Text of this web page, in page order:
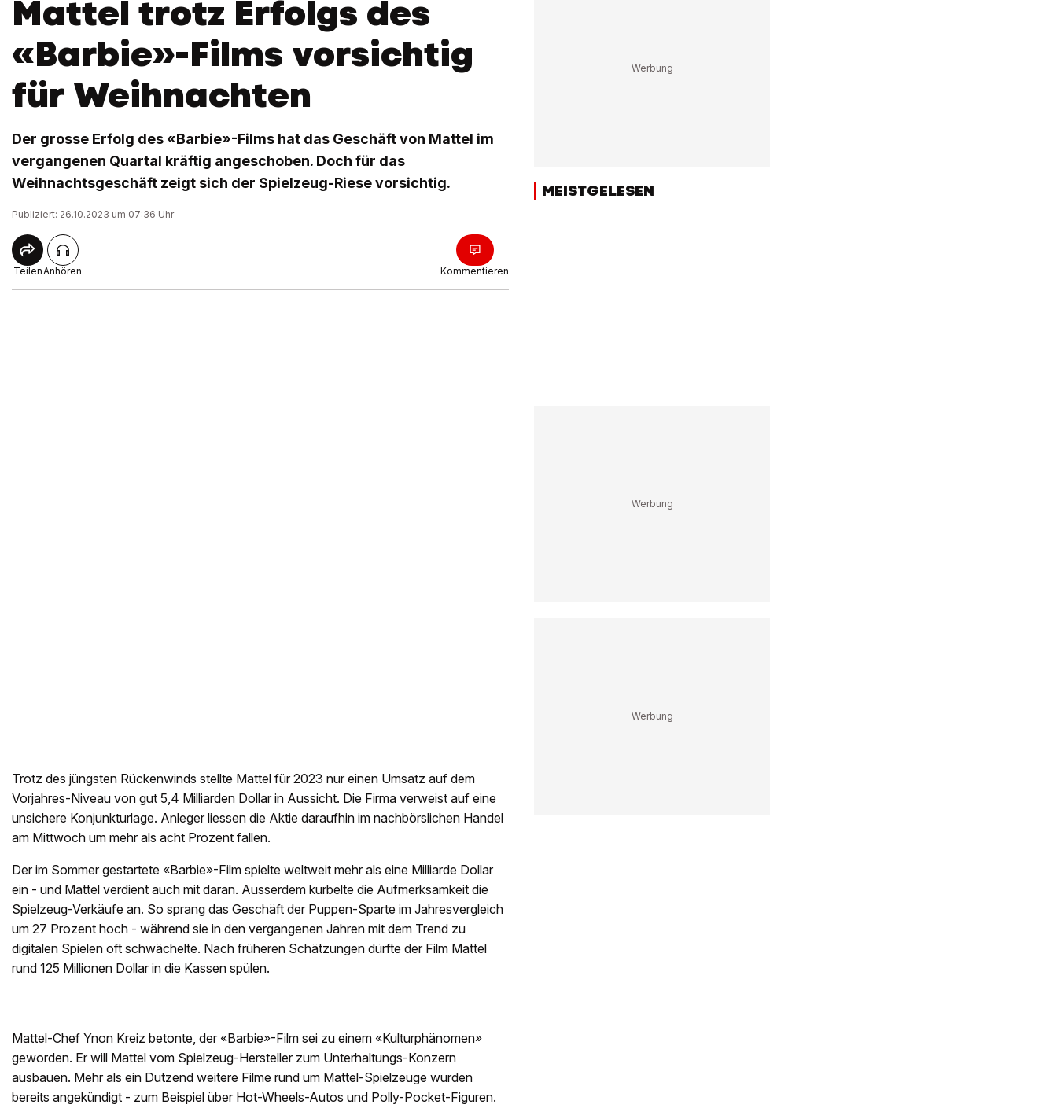
Mattel trotz Erfolgs des
«Barbie»-Films vorsichtig
für Weihnachten
Der grosse Erfolg des «Barbie»-Films hat das Geschäft von Mattel im
vergangenen Quartal kräftig angeschoben. Doch für das
Weihnachtsgeschäft zeigt sich der Spielzeug-Riese vorsichtig.
Publiziert: 26.10.2023 um 07:36 Uhr
TeilenAnhören Kommentieren
Trotz des jüngsten Rückenwinds stellte Mattel für 2023 nur einen Umsatz auf dem
Vorjahres-Niveau von gut 5,4 Milliarden Dollar in Aussicht. Die Firma verweist auf eine
unsichere Konjunkturlage. Anleger liessen die Aktie daraufhin im nachbörslichen Handel
am Mittwoch um mehr als acht Prozent fallen.
Der im Sommer gestartete «Barbie»-Film spielte weltweit mehr als eine Milliarde Dollar
ein - und Mattel verdient auch mit daran. Ausserdem kurbelte die Aufmerksamkeit die
Spielzeug-Verkäufe an. So sprang das Geschäft der Puppen-Sparte im Jahresvergleich
um 27 Prozent hoch - während sie in den vergangenen Jahren mit dem Trend zu
digitalen Spielen oft schwächelte. Nach früheren Schätzungen dürfte der Film Mattel
rund 125 Millionen Dollar in die Kassen spülen.
Mattel-Chef Ynon Kreiz betonte, der «Barbie»-Film sei zu einem «Kulturphänomen»
geworden. Er will Mattel vom Spielzeug-Hersteller zum Unterhaltungs-Konzern
ausbauen. Mehr als ein Dutzend weitere Filme rund um Mattel-Spielzeuge wurden
bereits angekündigt - zum Beispiel über Hot-Wheels-Autos und Polly-Pocket-Figuren.
MEISTGELESEN